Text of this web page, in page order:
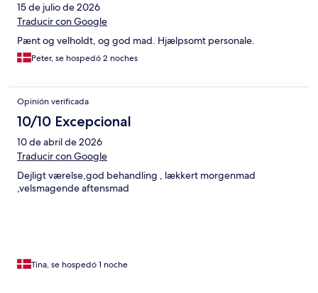
15 de julio de 2026
Traducir con Google
Pænt og velholdt, og god mad. Hjælpsomt personale.
Peter, se hospedó 2 noches
Opinión verificada
10/10 Excepcional
10 de abril de 2026
Traducir con Google
Dejligt værelse,god behandling , lækkert morgenmad
,velsmagende aftensmad
Tina, se hospedó 1 noche